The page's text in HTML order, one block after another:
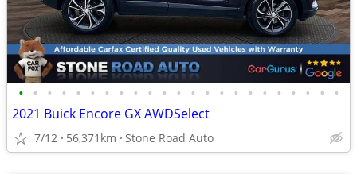
• • • • • • • • • • • • • • • • • • • • • • •
2021 Buick Encore GX AWDSelect
7/12 56,371km Stone Road Auto